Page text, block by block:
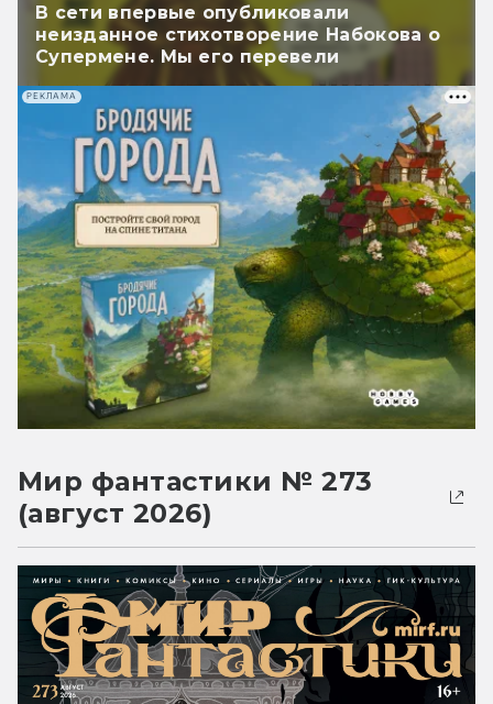
В сети впервые опубликовали
неизданное стихотворение Набокова о
Супермене. Мы его перевели
РЕКЛАМА
Мир фантастики № 273
(август 2026)